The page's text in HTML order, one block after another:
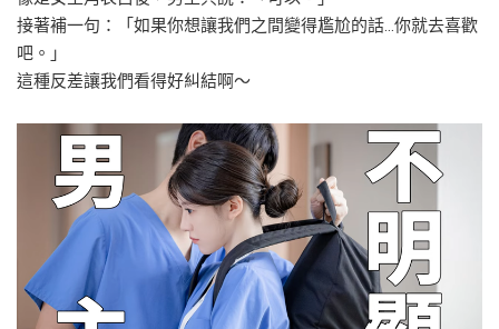
接著補一句：「如果你想讓我們之間變得尷尬的話…你就去喜歡
吧。」
這種反差讓我們看得好糾結啊～